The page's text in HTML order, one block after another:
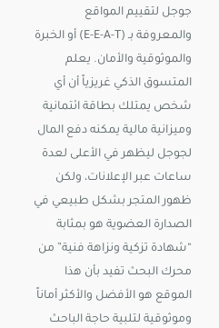
جوجل لتقييم المواقع
والمعروفة بـ (E-E-A-T) أو الخبرة
والموثوقية والأمان. يعلم
المتسوق الذكي غريزياً أن أي
شخص يمتلك بطاقة ائتمانية
وميزانية مالية يمكنه دفع المال
لجوجل ليظهر في الأعلى لعدة
ساعات عبر الإعلانات، ولكن
ظهور المتجر بشكل طبيعي في
الصدارة العضوية هو بمثابة
“شهادة تزكية ونزاهة فنية” من
محرك البحث تفيد بأن هذا
الموقع هو الأفضل والأكثر أماناً
وموثوقية لتلبية حاجة الباحث